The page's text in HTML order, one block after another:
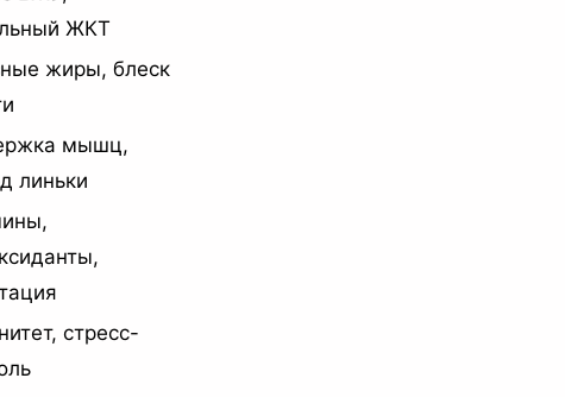
ЖКТ
жиры, блеск
мышц,
линьки
стресс-